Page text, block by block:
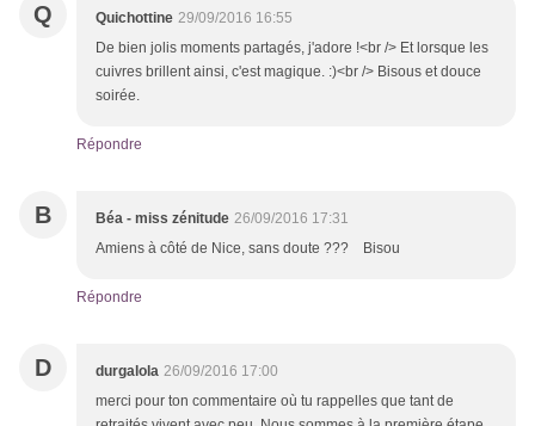
Q Quichottine 29/09/2016 16:55
De bien jolis moments partagés, j'adore !<br /> Et lorsque les
cuivres brillent ainsi, c'est magique. :)<br /> Bisous et douce
soirée.
Répondre
B Béa - miss zénitude 26/09/2016 17:31
Amiens à côté de Nice, sans doute ??? Bisou
Répondre
D durgalola 26/09/2016 17:00
merci pour ton commentaire où tu rappelles que tant de